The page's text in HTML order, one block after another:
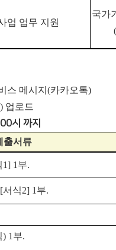
업 업무 지원
국가
(
스 메시지(카카오톡)
업로드
시 까지
출서류
1] 1 부.
[서식2] 1 부.
) 1 부.